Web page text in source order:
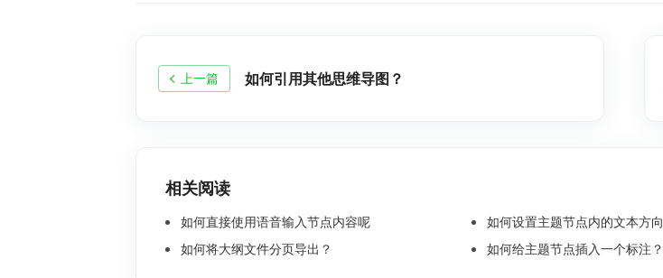
上一篇 如何引用其他思维导图？
相关阅读
如何直接使用语音输入节点内容呢 如何设置主题节点内的文本方向
如何将大纲文件分页导出？
如何给主题节点插入一个标注？